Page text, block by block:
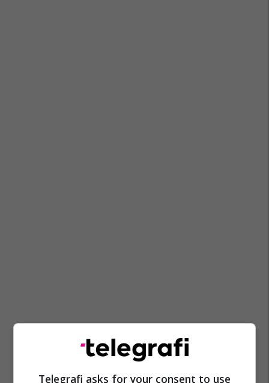
Telegrafi asks for your consent to use